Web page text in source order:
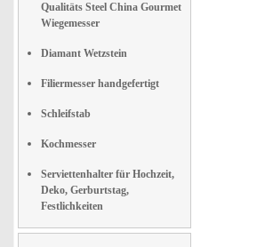
Qualitäts Steel China Gourmet
Wiegemesser
Diamant Wetzstein
Filiermesser handgefertigt
Schleifstab
Kochmesser
Serviettenhalter für Hochzeit,
Deko, Gerburtstag,
Festlichkeiten